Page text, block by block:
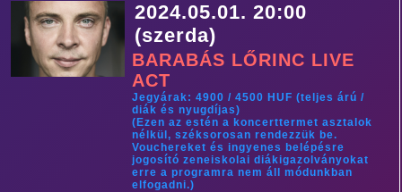
2024.05.01. 20:00
(szerda)
BARABÁS LŐRINC LIVE
ACT
Jegyárak: 4900 / 4500 HUF (teljes árú /
diák és nyugdíjas)
(Ezen az estén a koncerttermet asztalok
nélkül, széksorosan rendezzük be.
Vouchereket és ingyenes belépésre
jogosító zeneiskolai diákigazolványokat
erre a programra nem áll módunkban
elfogadni.)